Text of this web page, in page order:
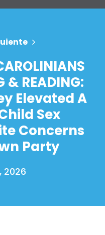
& READING:
Elevated A
Sex
Concerns
Party
2026